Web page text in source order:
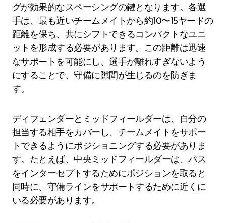
グが効果的なスペーシングの鍵となります。各選
手は、最も近いチームメイトから約10〜15ヤードの
距離を保ち、共にシフトできるコンパクトなユニ
ットを形成する必要があります。この距離は迅速
なサポートを可能にし、選手が離れすぎないよう
にすることで、守備に隙間が生じるのを防ぎま
す。
ディフェンダーとミッドフィールダーは、自分の
担当する相手をカバーし、チームメイトをサポー
トできるようにポジショニングする必要がありま
す。たとえば、中央ミッドフィールダーは、パス
をインターセプトするためにポジションを取ると
同時に、守備ラインをサポートするために近くに
いる必要があります。